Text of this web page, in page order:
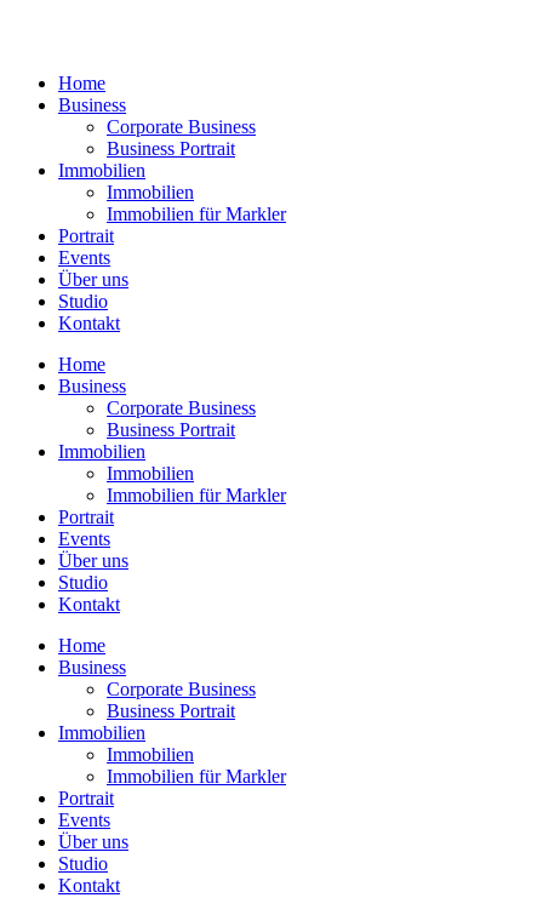
Home
Business
Corporate Business
Business Portrait
Immobilien
Immobilien
Immobilien für Markler
Portrait
Events
Über uns
Studio
Kontakt
Home
Business
Corporate Business
Business Portrait
Immobilien
Immobilien
Immobilien für Markler
Portrait
Events
Über uns
Studio
Kontakt
Home
Business
Corporate Business
Business Portrait
Immobilien
Immobilien
Immobilien für Markler
Portrait
Events
Über uns
Studio
Kontakt